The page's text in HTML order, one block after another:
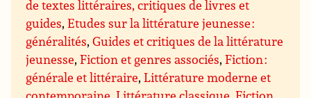
de textes littéraires, critiques de livres et
guides,Etudes sur la littérature jeunesse :
généralités,Guides et critiques de la littérature
jeunesse,Fiction et genres associés,Fiction :
générale et littéraire,Littérature moderne et